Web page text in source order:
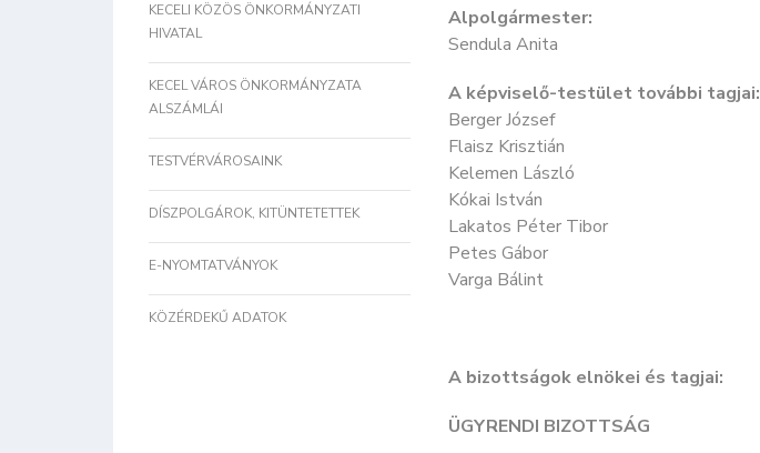
KECELI KÖZÖS ÖNKORMÁNYZATI
HIVATAL
KECEL VÁROS ÖNKORMÁNYZATA
ALSZÁMLÁI
TESTVÉRVÁROSAINK
DÍSZPOLGÁROK, KITÜNTETETTEK
E-NYOMTATVÁNYOK
KÖZÉRDEKŰ ADATOK
Alpolgármester:
Sendula Anita
A képviselő-testület további tagjai:
Berger József
Flaisz Krisztián
Kelemen László
Kókai István
Lakatos Péter Tibor
Petes Gábor
Varga Bálint
A bizottságok elnökei és tagjai:
ÜGYRENDI BIZOTTSÁG